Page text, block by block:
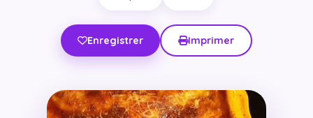
Enregistrer Imprimer